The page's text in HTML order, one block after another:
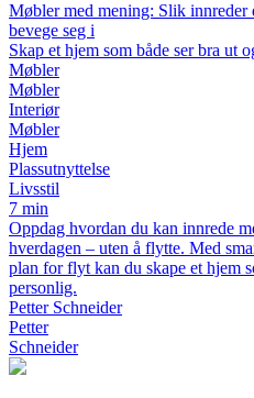
Møbler med mening: Slik innreder
bevege seg i
Skap et hjem som både ser bra ut
Møbler
Møbler
Interiør
Møbler
Hjem
Plassutnyttelse
Livsstil
7 min
Oppdag hvordan du kan innrede
hverdagen – uten å flytte. Med
plan for flyt kan du skape et hjem
personlig.
Petter Schneider
Petter
Schneider